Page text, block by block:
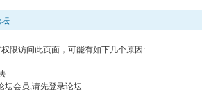
坛
限访问此页面，可能有如下几个原因:
坛会员,请先登录论坛